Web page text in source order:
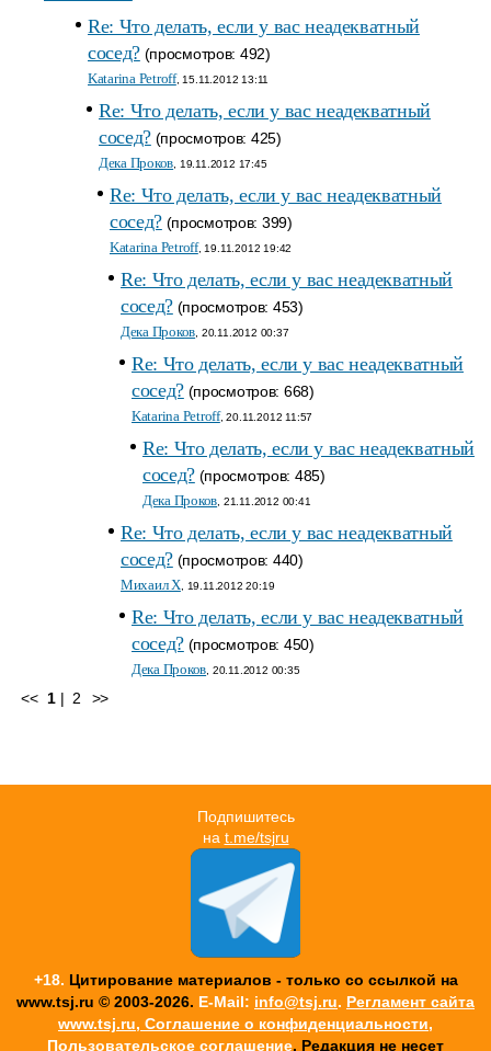
Re: Что делать, если у вас неадекватный
сосед?(просмотров: 492)
Katarina Petroff, 15.11.2012 13:11
Re: Что делать, если у вас неадекватный
сосед?(просмотров: 425)
Дека Проков , 19.11.2012 17:45
Re: Что делать, если у вас неадекватный
сосед?(просмотров: 399)
Katarina Petroff, 19.11.2012 19:42
Re: Что делать, если у вас неадекватный
сосед?(просмотров: 453)
Дека Проков , 20.11.2012 00:37
Re: Что делать, если у вас неадекватный
сосед?(просмотров: 668)
Katarina Petroff, 20.11.2012 11:57
Re: Что делать, если у вас неадекватный
сосед?(просмотров: 485)
Дека Проков , 21.11.2012 00:41
Re: Что делать, если у вас неадекватный
сосед?(просмотров: 440)
Михаил Х , 19.11.2012 20:19
Re: Что делать, если у вас неадекватный
сосед?(просмотров: 450)
Дека Проков , 20.11.2012 00:35
<< 1 | 2 >>
Подпишитесь
на t.me/tsjru
+18. Цитирование материалов - только со ссылкой на
www.tsj.ru © 2003-2026. E-Mail: info@tsj.ru. Регламент сайта
www.tsj.ru, Соглашение о конфиденциальности,
Пользовательское соглашение. Редакция не несет